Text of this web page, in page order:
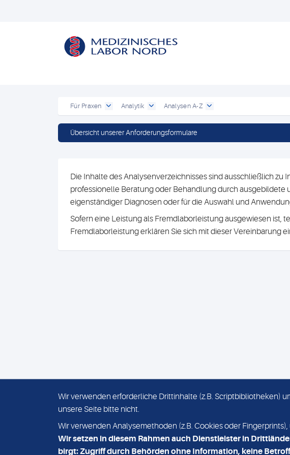
Für Praxen Analytik Analysen A-Z
Übersicht unserer Anforderungsformulare
Die Inhalte des Analysenverzeichnisses sind ausschließlich
professionelle Beratung oder Behandlung durch ausgebildete
eigenständiger Diagnosen oder für die Auswahl und
Sofern eine Leistung als Fremdlaborleistung ausgewiesen ist,
Fremdlaborleistung erklären Sie sich mit dieser Vereinbarung
IMPRESSUM
Wir verwenden erforderliche Drittinhalte (z.B. Scriptbibliotheken)
unsere Seite bitte nicht.
Wir verwenden Analysemethoden (z.B. Cookies oder
Wir setzen in diesem Rahmen auch Dienstleister in
birgt: Zugriff durch Behörden ohne Information, keine